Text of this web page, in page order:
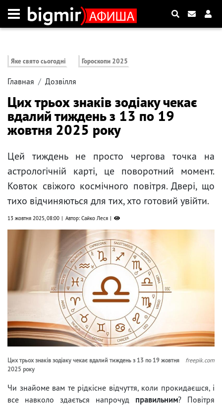
Яке свято сьогодні Гороскопи 2025
Главная Дозвілля
Цих трьох знаків зодіаку чекає
вдалий тиждень з 13 по 19
жовтня 2025 року
Цей тиждень не просто чергова точка на
астрологічній карті, це поворотний момент.
Ковток свіжого космічного повітря. Двері, що
тихо відчиняються для тих, хто готовий увійти.
13 жовтня 2025, 08:00 Автор: Сайко Леся
Цих трьох знаків зодіаку чекає вдалий тиждень з 13 по 19 жовтня
2025 року
freepik.com
Чи знайоме вам те рідкісне відчуття, коли прокидаєшся, і
все навколо здається напрочуд правильним? Повітря